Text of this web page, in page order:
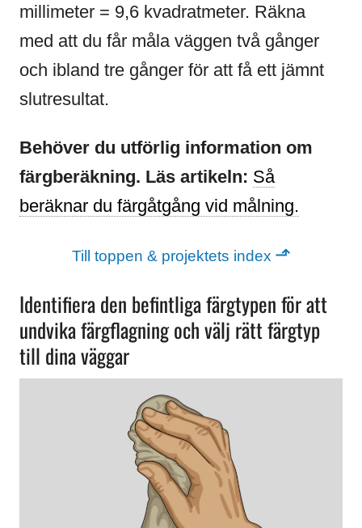
millimeter = 9,6 kvadratmeter. Räkna
med att du får måla väggen två gånger
och ibland tre gånger för att få ett jämnt
slutresultat.
Behöver du utförlig information om
färgberäkning. Läs artikeln: Så
beräknar du färgåtgång vid målning.
Till toppen & projektets index ⬏
Identifiera den befintliga färgtypen för att
undvika färgflagning och välj rätt färgtyp
till dina väggar